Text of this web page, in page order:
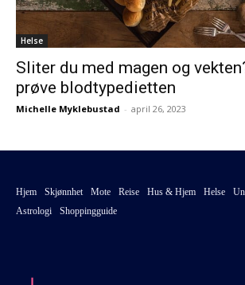
Helse
Sliter du med magen og
prøve blodtypedietten
Michelle Myklebustad - april 26, 2023
Hjem Skjønnhet Mote Reise Hus & Hjem Helse
Astrologi
Shoppingguide